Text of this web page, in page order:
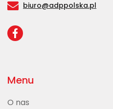
biuro@adppolska.pl
Menu
O nas